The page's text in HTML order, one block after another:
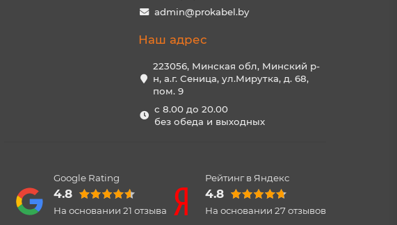
admin@prokabel.by
Наш адрес
223056, Минская обл, Минский р-
н, а.г. Сеница, ул.Мирутка, д. 68,
пом. 9
с 8.00 до 20.00
без обеда и выходных
Google Rating
4.8
На основании 21 отзыва
Рейтинг в Яндекс
4.8
На основании 27отзывов